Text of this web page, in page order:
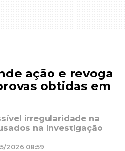
ação e revoga
obtidas em
irregularidade na
na investigação
2026 08:59